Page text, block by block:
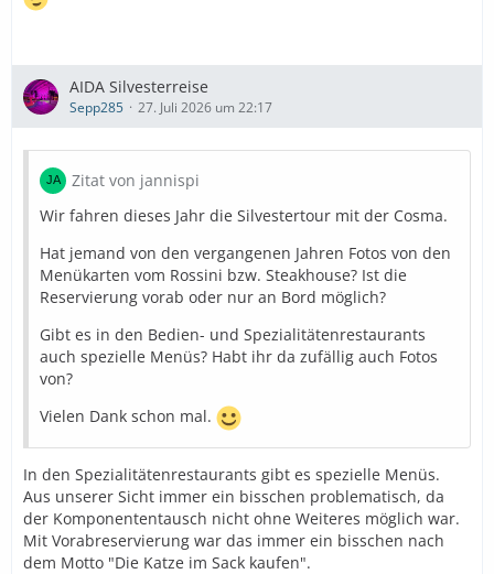
AIDA Silvesterreise
Sepp285 27. Juli 2026 um 22:17
Zitat von jannispi
Wir fahren dieses Jahr die Silvestertour mit der Cosma.
Hat jemand von den vergangenen Jahren Fotos von den
Menükarten vom Rossini bzw. Steakhouse? Ist die
Reservierung vorab oder nur an Bord möglich?
Gibt es in den Bedien- und Spezialitätenrestaurants
auch spezielle Menüs? Habt ihr da zufällig auch Fotos
von?
Vielen Dank schon mal.
In den Spezialitätenrestaurants gibt es spezielle Menüs.
Aus unserer Sicht immer ein bisschen problematisch, da
der Komponententausch nicht ohne Weiteres möglich war.
Mit Vorabreservierung war das immer ein bisschen nach
dem Motto "Die Katze im Sack kaufen".